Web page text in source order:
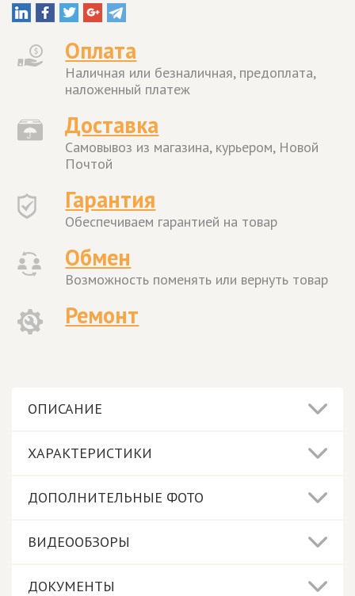
Оплата
Наличная или безналичная, предоплата,
наложенный платеж
Доставка
Самовывоз из магазина, курьером, Новой
Почтой
Гарантия
Обеспечиваем гарантией на товар
Обмен
Возможность поменять или вернуть товар
Ремонт
ОПИСАНИЕ
ХАРАКТЕРИСТИКИ
ДОПОЛНИТЕЛЬНЫЕ ФОТО
ВИДЕООБЗОРЫ
ДОКУМЕНТЫ